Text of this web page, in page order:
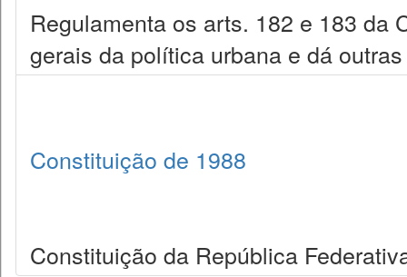
Regulamenta os arts. 182 e 183 da
gerais da política urbana e dá
Constituição de 1988
Constituição da República